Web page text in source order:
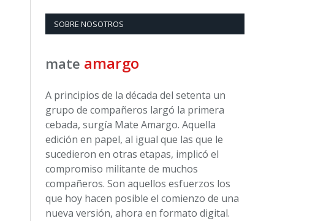
SOBRE NOSOTROS
mate amargo
A principios de la década del setenta un
grupo de compañeros largó la primera
cebada, surgía Mate Amargo. Aquella
edición en papel, al igual que las que le
sucedieron en otras etapas, implicó el
compromiso militante de muchos
compañeros. Son aquellos esfuerzos los
que hoy hacen posible el comienzo de una
nueva versión, ahora en formato digital.